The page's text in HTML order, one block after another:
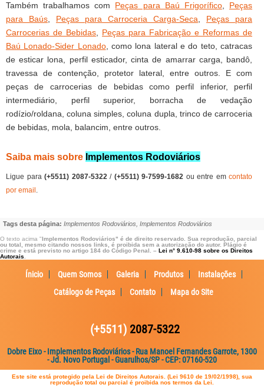
Também trabalhamos com Peças para Baú Frigorífico, Peças
para Baús
Peças para Carroceria Carga-Seca
Peças para
Carrocerias de Bebidas
Peças para Fabricação e Reformas de
Baú Lonado-Sider Lonado, como lona lateral e do teto, catracas
de esticar lona, perfil esticador, cinta de amarrar carga, bandô,
travessa de contenção, protetor lateral, entre outros. E com
peças de carrocerias de bebidas como perfil inferior, perfil
intermediário, perfil superior, borracha de vedação
rodízio/roldana, coluna simples, coluna dupla, trinco de carroceria
de bebidas, mola, balancim, entre outros.
Saiba mais sobre Implementos Rodoviários
Ligue para (+5511) 2087-5322/ (+5511) 9-7599-1682 ou entre em contato
por email .
Tags desta página: Implementos Rodoviários, Implementos Rodoviários
O texto acima "Implementos Rodoviários" é de direito reservado. Sua reprodução, parcial
ou total, mesmo citando nossos links, é proibida sem a autorização do autor. Plágio é
crime e está previsto no artigo 184 do Código Penal. – Lei n° 9.610-98 sobre os Direitos
Autorais
Ínicio Quem Somos Galeria Produtos
Instalações
Catálogo de Peças
Contato Mapa do Site
(+5511) 2087-5322
Dobre Eixo - Implementos Rodoviários - Rua Manoel Fernandes Garrote, 1300
- Jd. Novo Portugal - Guarulhos/SP - CEP: 07160-520
Este site está protegido pela Lei de Direitos Autorais. (Lei 9610 de 19/02/1998), sua
reprodução total ou parcial é proibida nos termos da Lei.